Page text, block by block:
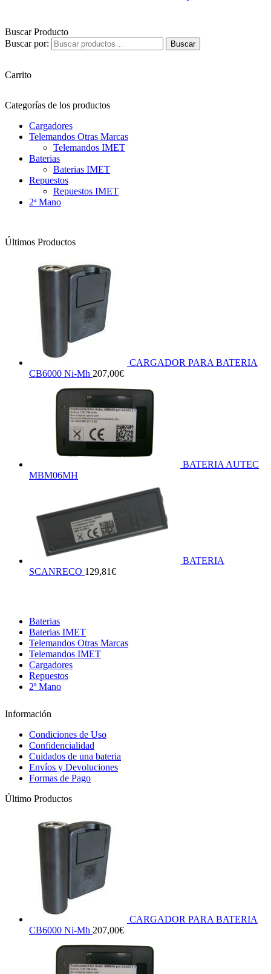
Buscar Producto
Buscar por:
Buscar
Carrito
Categorías de los productos
Cargadores
Telemandos Otras Marcas
Telemandos IMET
Baterias
Baterias IMET
Repuestos
Repuestos IMET
2ª Mano
Últimos Productos
CARGADOR PARA BATERIA
CB6000 Ni-Mh 207,00€
BATERIA AUTEC
MBM06MH
BATERIA
SCANRECO 129,81€
Baterias
Baterias IMET
Telemandos Otras Marcas
Telemandos IMET
Cargadores
Repuestos
2ª Mano
Información
Condiciones de Uso
Confidencialidad
Cuidados de una bateria
Envíos y Devoluciones
Formas de Pago
Último Productos
CARGADOR PARA BATERIA
CB6000 Ni-Mh 207,00€